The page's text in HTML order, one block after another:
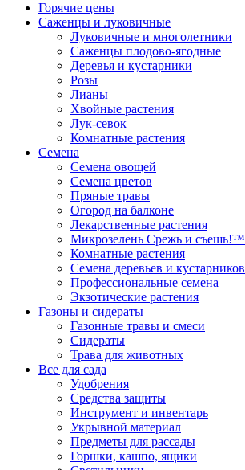
Горячие цены
Саженцы и луковичные
Луковичные и многолетники
Саженцы плодово-ягодные
Деревья и кустарники
Розы
Лианы
Хвойные растения
Лук-севок
Комнатные растения
Семена
Семена овощей
Семена цветов
Пряные травы
Огород на балконе
Лекарственные растения
Микрозелень Срежь и съешь!™
Комнатные растения
Семена деревьев и кустарников
Профессиональные семена
Экзотические растения
Газоны и сидераты
Газонные травы и смеси
Сидераты
Трава для животных
Все для сада
Удобрения
Средства защиты
Инструмент и инвентарь
Укрывной материал
Предметы для рассады
Горшки, кашпо, ящики